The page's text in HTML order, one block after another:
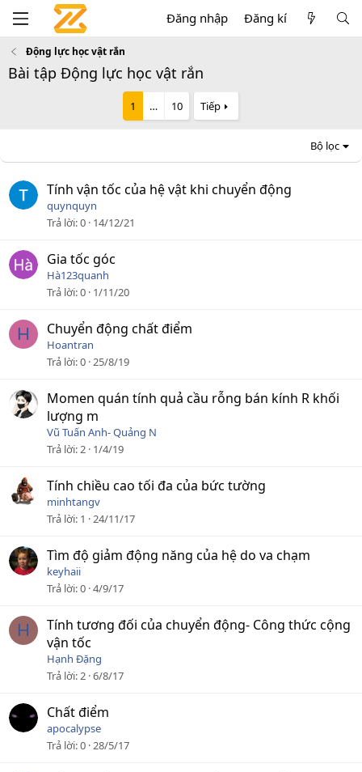
Đăng nhập Đăng kí
Động lực học vật rắn
Bài tập Động lực học vật rắn
1 … 10 Tiếp
Bộ lọc
Tính vận tốc của hệ vật khi chuyển động
quynquyn
Trả lời 0 14/12/21
Gia tốc góc
Hà123quanh
Trả lời 0 1/11/20
H Chuyển động chất điểm
Hoantran
Trả lời 0 25/8/19
Momen quán tính quả cầu rỗng bán kính R khối
lượng m
Vũ Tuấn Anh- Quảng N
Trả lời 2 1/4/19
Tính chiều cao tối đa của bức tường
minhtangv
Trả lời 1 24/11/17
Tìm độ giảm động năng của hệ do va chạm
keyhaii
Trả lời 0 4/9/17
H
Tính tương đối của chuyển động- Công thức cộng
vận tốc
Hạnh Đặng
Trả lời 2 6/8/17
Chất điểm
apocalypse
Trả lời 0 28/5/17